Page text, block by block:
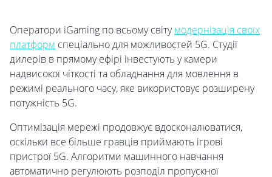
Оператори iGaming по всьому світумодернізація своїх
платформ спеціально для можливостей 5G. Студії
дилерів в прямому ефірі інвестують у камери
надвисокої чіткості та обладнання для мовлення в
режимі реального часу, яке використовує розширену
потужність 5G.
Оптимізація мережі продовжує вдосконалюватися,
оскільки все більше гравців приймають ігрові
пристрої 5G. Алгоритми машинного навчання
автоматично регулюють розподіл пропускної